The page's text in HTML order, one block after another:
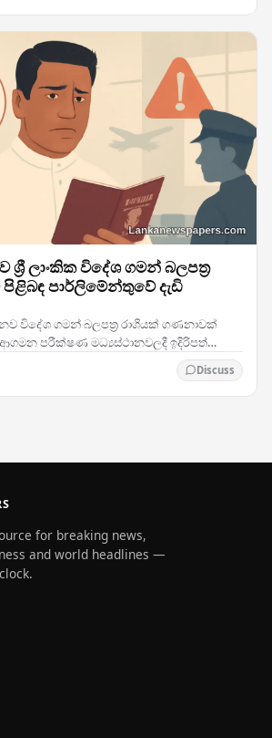
ලාංකික විදේශ ගමන් බලපත්‍ර
පාර්ලිමේන්තුවේ දැඩි
විදේශ ගමන් බලපත්‍ර රාශියක් ගණනාවක්
පරීක්ෂණ මධ්‍යස්ථානවලදී ඉදිරිපත්
Discuss
for breaking news,
and world headlines —